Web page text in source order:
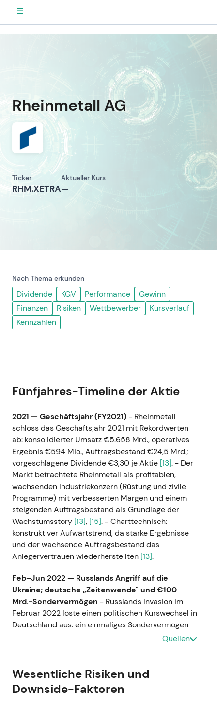
☰
Rheinmetall AG
Ticker
RHM.XETRA
Aktueller Kurs
—
Nach Thema erkunden
Dividende KGV Performance
Gewinn
Finanzen
Risiken Wettbewerber
Kursverlauf
Kennzahlen
Fünfjahres-Timeline der Aktie
2021 — Geschäftsjahr (FY2021) - Rheinmetall
schloss das Geschäftsjahr 2021 mit Rekordwerten
ab: konsolidierter Umsatz €5.658 Mrd., operatives
Ergebnis €594 Mio., Auftragsbestand €24,5 Mrd.;
vorgeschlagene Dividende €3,30 je Aktie [13]. - Der
Markt betrachtete Rheinmetall als profitablen,
wachsenden Industriekonzern (Rüstung und zivile
Programme) mit verbesserten Margen und einem
steigenden Auftragsbestand als Grundlage der
Wachstumsstory [13], [15]. - Charttechnisch:
konstruktiver Aufwärtstrend, da starke Ergebnisse
und der wachsende Auftragsbestand das
Anlegervertrauen wiederherstellten [13].
Feb–Jun 2022 — Russlands Angriff auf die
Ukraine; deutsche „Zeitenwende" und €100-
Mrd.-Sondervermögen - Russlands Invasion im
Februar 2022 löste einen politischen Kurswechsel in
Deutschland aus: ein einmaliges Sondervermögen
von €100 Mrd. für die Bundeswehr sowie dauerhaft
gesamten NATO[57],[51],[52]. - Investoren
bewerteten Rüstungswerte neu; Rheinmetall wurde
rasch vom zyklischen Zulieferer zum primären
Quellen
Wesentliche Risiken und
Downside-Faktoren